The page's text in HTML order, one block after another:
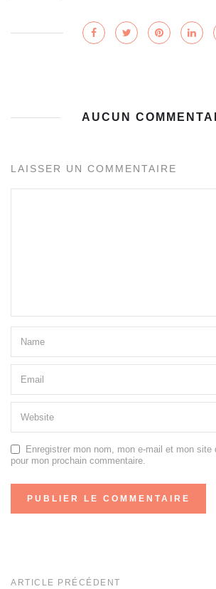
AUCUN
LAISSER UN COMMENTAIRE
Enregistrer mon nom, mon e-mail et mon site
pour mon prochain commentaire.
ARTICLE PRÉCÉDENT